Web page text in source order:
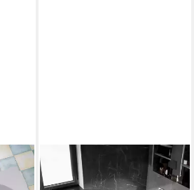
BERNSTEIN
Eckwanne NORA CORNER
RECHTS